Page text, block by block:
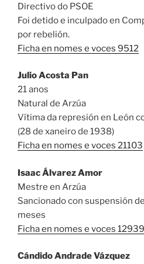
Directivo do PSOE
Foi detido e inculpado en
por rebelión.
Ficha en nomes e voces 9512
Julio Acosta Pan
21 anos
Natural de Arzúa
Vítima da represión en León
(28 de xaneiro de 1938)
Ficha en nomes e voces 21103
Isaac Álvarez Amor
Mestre en Arzúa
Sancionado con suspensión
meses
Ficha en nomes e voces 12939
Cándido Andrade Vázquez